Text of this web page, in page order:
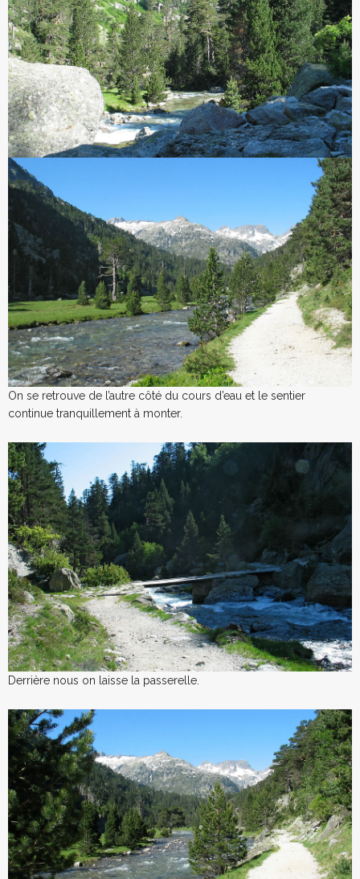
On se retrouve de l’autre côté du cours d’eau et le sentier
continue tranquillement à monter.
Derrière nous on laisse la passerelle.